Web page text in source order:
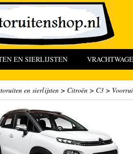
EN SIERLIJSTEN
en sierlijsten > Citroën > C3 >